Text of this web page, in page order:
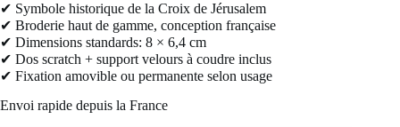
✔ Symbole historique de la Croix de Jérusalem
✔ Broderie haut de gamme, conception française
✔ Dimensions standards: 8 × 6,4 cm
✔ Dos scratch + support velours à coudre inclus
✔ Fixation amovible ou permanente selon usage
Envoi rapide depuis la France